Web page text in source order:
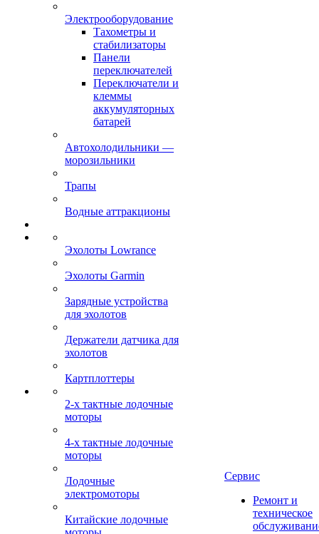
Электрооборудование
Тахометры и
стабилизаторы
Панели
переключателей
Переключатели и
клеммы
аккумуляторных
батарей
Автохолодильники —
морозильники
Трапы
Водные аттракционы
Эхолоты Lowrance
Эхолоты Garmin
Зарядные устройства
для эхолотов
Держатели датчика для
эхолотов
Картплоттеры
2-х тактные лодочные
моторы
4-х тактные лодочные
моторы
Лодочные
электромоторы
Китайские лодочные
Сервис
Ремонт и
техническое